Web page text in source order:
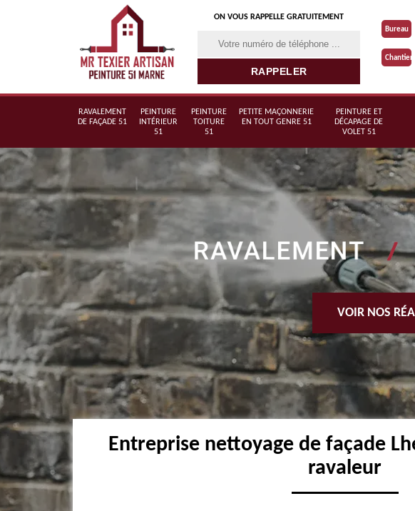
ON VOUS RAPPELLE GRATUITEMENT
Bureau
Chantier
RAVALEMENT
DE FAÇADE 51
PEINTURE
INTÉRIEUR
51
PEINTURE
TOITURE
51
PETITE MAÇONNERIE
EN TOUT GENRE 51
PEINTURE ET
DÉCAPAGE DE
VOLET 51
VOIR NOS
Entreprise nettoyage de façade
ravaleur